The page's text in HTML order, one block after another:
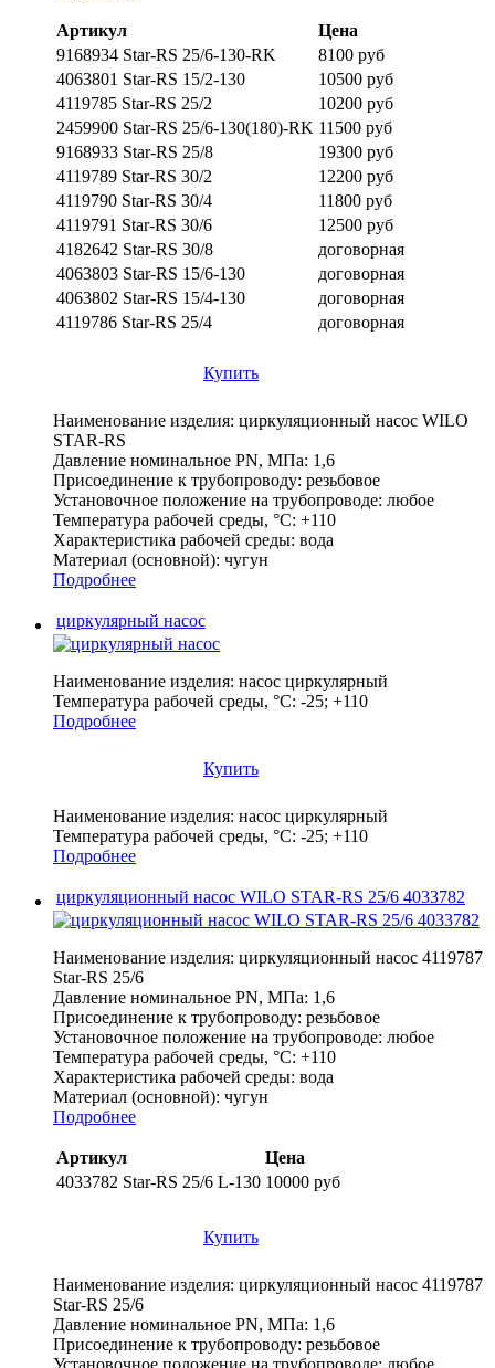
Артикул
Цена
9168934 Star-RS 25/6-130-RK
8100 руб
4063801 Star-RS 15/2-130
10500 руб
4119785 Star-RS 25/2
10200 руб
2459900 Star-RS 25/6-130(180)-RK 11500 руб
9168933 Star-RS 25/8
19300 руб
4119789 Star-RS 30/2
12200 руб
4119790 Star-RS 30/4
11800 руб
4119791 Star-RS 30/6
12500 руб
4182642 Star-RS 30/8
договорная
4063803 Star-RS 15/6-130
договорная
4063802 Star-RS 15/4-130
договорная
4119786 Star-RS 25/4
договорная
Купить
Наименование изделия: циркуляционный насос WILO
STAR-RS
Давление номинальное PN, МПа: 1,6
Присоединение к трубопроводу: резьбовое
Установочное положение на трубопроводе: любое
Температура рабочей среды, °С: +110
Характеристика рабочей среды: вода
Материал (основной): чугун
Подробнее
циркулярный насос
Наименование изделия: насос циркулярный
Температура рабочей среды, °С: -25; +110
Подробнее
Купить
Наименование изделия: насос циркулярный
Температура рабочей среды, °С: -25; +110
Подробнее
циркуляционный насос WILO STAR-RS 25/6 4033782
Наименование изделия: циркуляционный насос 4119787
Star-RS 25/6
Давление номинальное PN, МПа: 1,6
Присоединение к трубопроводу: резьбовое
Установочное положение на трубопроводе: любое
Температура рабочей среды, °С: +110
Характеристика рабочей среды: вода
Материал (основной): чугун
Подробнее
Артикул
Цена
4033782 Star-RS 25/6 L-130 10000 руб
Купить
Наименование изделия: циркуляционный насос 4119787
Star-RS 25/6
Давление номинальное PN, МПа: 1,6
Присоединение к трубопроводу: резьбовое
Установочное положение на трубопроводе: любое